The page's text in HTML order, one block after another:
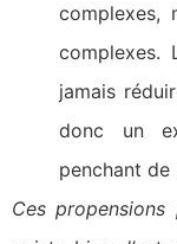
complexes,
complexes.
jamais
donc un
penchant
Ces